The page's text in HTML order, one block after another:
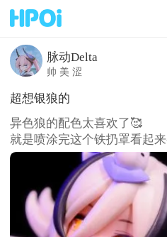
脉动Delta
帅 美 涩
超想银狼的
异色狼的配色太喜欢了🥰
就是喷涂完这个铁扔罩看起